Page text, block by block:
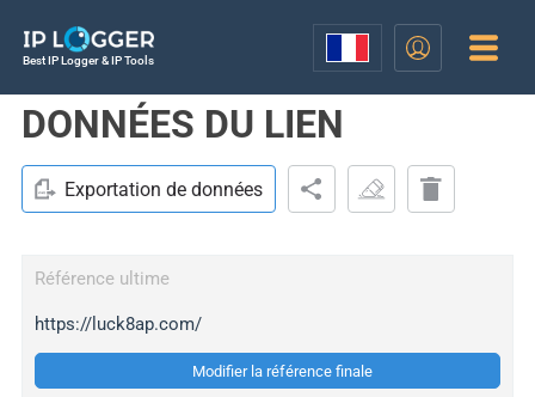
Best IP Logger & IP Tools
DONNÉES DU LIEN
Exportation de données
Référence ultime
https://luck8ap.com/
Modifier la référence finale